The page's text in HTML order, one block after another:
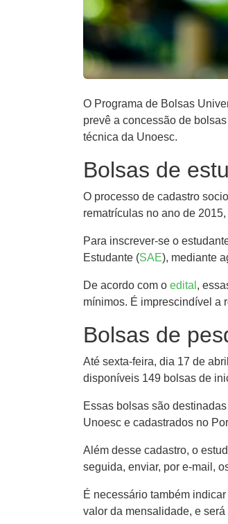
O Programa de Bolsas
prevê a concessão de
técnica da Unoesc.
Bolsas de
O processo de cadastro
rematrículas no ano de
Para inscrever-se o
Estudante (SAE), mediante
De acordo com o edital ,
mínimos. É imprescindível a
Bolsas de
Até sexta-feira, dia 17 de
disponíveis 149 bolsas de
Essas bolsas são
Unoesc e cadastrados no
Além desse cadastro, o
seguida, enviar, por e-mail,
É necessário também
valor da mensalidade, e